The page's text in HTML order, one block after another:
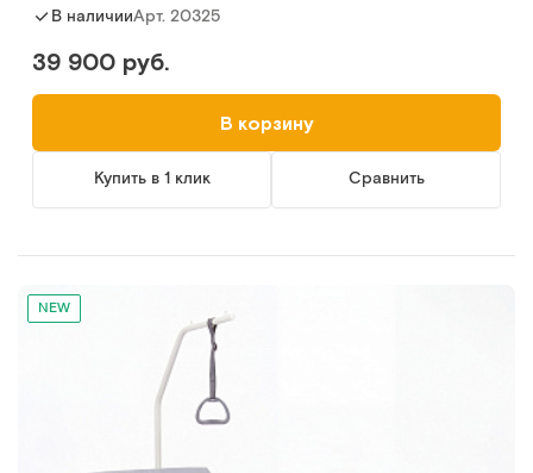
В наличииАрт. 20325
39 900 руб.
В корзину
Купить в 1 клик Сравнить
NEW